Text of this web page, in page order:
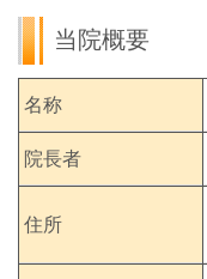
当院概要
名称
院長者
住所